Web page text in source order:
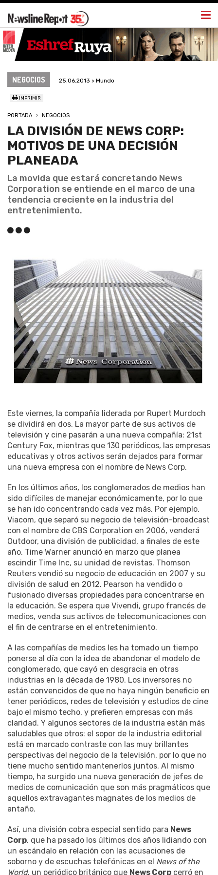
NEGOCIOS 25.06.2013 > Mundo
IMPRIMIR
PORTADA NEGOCIOS
LA DIVISIÓN DE NEWS CORP:
MOTIVOS DE UNA DECISIÓN
PLANEADA
La movida que estará concretando News
Corporation se entiende en el marco de una
tendencia creciente en la industria del
entretenimiento.
Este viernes, la compañía liderada por Rupert Murdoch
se dividirá en dos. La mayor parte de sus activos de
televisión y cine pasarán a una nueva compañía: 21st
Century Fox, mientras que 130 periódicos, las empresas
educativas y otros activos serán dejados para formar
una nueva empresa con el nombre de News Corp.
En los últimos años, los conglomerados de medios han
sido difíciles de manejar económicamente, por lo que
se han ido concentrando cada vez más. Por ejemplo,
Viacom, que separó su negocio de televisión-broadcast
con el nombre de CBS Corporation en 2006, venderá
Outdoor, una división de publicidad, a finales de este
año. Time Warner anunció en marzo que planea
escindir Time Inc, su unidad de revistas. Thomson
Reuters vendió su negocio de educación en 2007 y su
división de salud en 2012. Pearson ha vendido o
fusionado diversas propiedades para concentrarse en
la educación. Se espera que Vivendi, grupo francés de
medios, venda sus activos de telecomunicaciones con
el fin de centrarse en el entretenimiento.
A las compañías de medios les ha tomado un tiempo
ponerse al día con la idea de abandonar el modelo de
conglomerado, que cayó en desgracia en otras
industrias en la década de 1980. Los inversores no
están convencidos de que no haya ningún beneficio en
tener periódicos, redes de televisión y estudios de cine
bajo el mismo techo, y prefieren empresas con más
claridad. Y algunos sectores de la industria están más
saludables que otros: el sopor de la industria editorial
está en marcado contraste con las muy brillantes
perspectivas del negocio de la televisión, por lo que no
tiene mucho sentido mantenerlos juntos. Al mismo
tiempo, ha surgido una nueva generación de jefes de
medios de comunicación que son más pragmáticos que
aquellos extravagantes magnates de los medios de
antaño.
Así, una división cobra especial sentido para News
Corp, que ha pasado los últimos dos años lidiando con
un escándalo en relación con las acusaciones de
soborno y de escuchas telefónicas en el News of the
World, un periódico británico que News Corp cerró en